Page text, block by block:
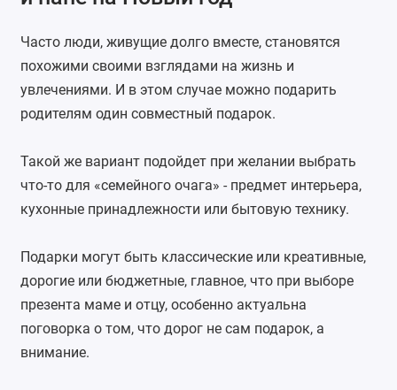
Часто люди, живущие долго вместе, становятся
похожими своими взглядами на жизнь и
увлечениями. И в этом случае можно подарить
родителям один совместный подарок.
Такой же вариант подойдет при желании выбрать
что-то для «семейного очага» - предмет интерьера,
кухонные принадлежности или бытовую технику.
Подарки могут быть классические или креативные,
дорогие или бюджетные, главное, что при выборе
презента маме и отцу, особенно актуальна
поговорка о том, что дорог не сам подарок, а
внимание.